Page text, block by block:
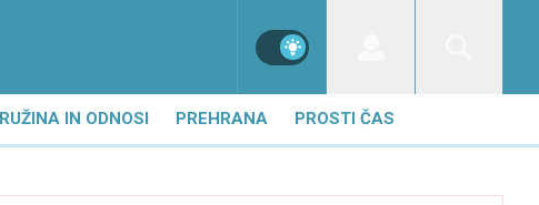
IN ODNOSI PREHRANA PROSTI ČAS